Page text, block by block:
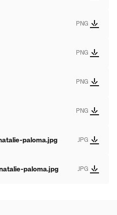
PNG
PNG
PNG
PNG
paloma.jpg JPG
paloma.jpg JPG